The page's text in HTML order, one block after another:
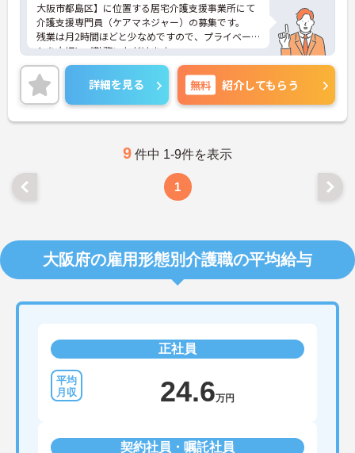
大阪市都島区】に位置する居宅介護支援事業所にて
介護支援専門員（ケアマネジャー）の募集です。
残業は月2時間ほどと少なめですので、プライベー
トを大切にご勤務いただけます。
ご興味ある方には、面接対策ポイントなど、さらに
詳細をお話しいたしますのでお気軽にご相談くださ
い！
詳細を見る 無料 紹介してもらう
9 件中 1-9件を表示
1
大阪府の雇用形態別介護職の平均給与
正社員
24.6万円
契約社員・嘱託社員